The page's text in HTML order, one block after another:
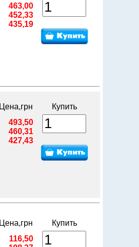
463,00
452,33
435,19
Цена,грн
Купить
493,50
460,31
427,43
Цена,грн
Купить
116,50